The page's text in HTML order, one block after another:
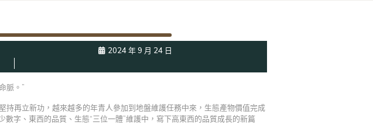
2024 年 9 月 24 日
脈。”
再立新功，越來越多的年青人參加到地盤維護任務中來，生態產物價值完成
字、東西的品質、生態“三位一體”維護中，寫下高東西的品質成長的新篇